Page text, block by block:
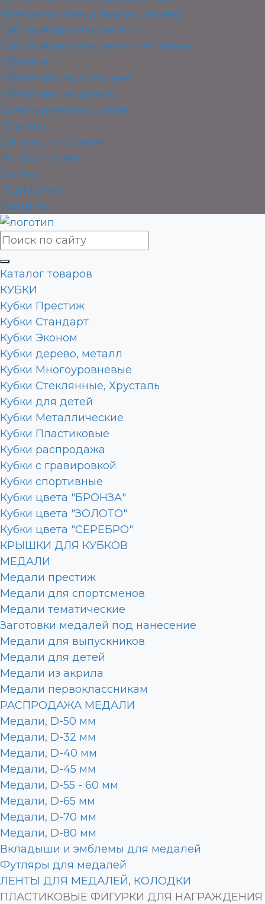
Лазерная гравировка по дереву
Сублимационная печать
Сублимационная печать на ткани
УФ-Печать
УФ-печать на пластике
УФ-печать на ручках
Сувенирная продукция
Помощь
Оплата и доставка
Вопрос - ответ
Скидки
Портфолио
Контакты
Каталог товаров
КУБКИ
Кубки Престиж
Кубки Стандарт
Кубки Эконом
Кубки дерево, металл
Кубки Многоуровневые
Кубки Стеклянные, Хрусталь
Кубки для детей
Кубки Металлические
Кубки Пластиковые
Кубки распродажа
Кубки с гравировкой
Кубки спортивные
Кубки цвета "БРОНЗА"
Кубки цвета "ЗОЛОТО"
Кубки цвета "СЕРЕБРО"
КРЫШКИ ДЛЯ КУБКОВ
МЕДАЛИ
Медали престиж
Медали для спортсменов
Медали тематические
Заготовки медалей под нанесение
Медали для выпускников
Медали для детей
Медали из акрила
Медали первоклассникам
РАСПРОДАЖА МЕДАЛИ
Медали, D-50 мм
Медали, D-32 мм
Медали, D-40 мм
Медали, D-45 мм
Медали, D-55 - 60 мм
Медали, D-65 мм
Медали, D-70 мм
Медали, D-80 мм
Вкладыши и эмблемы для медалей
Футляры для медалей
ЛЕНТЫ ДЛЯ МЕДАЛЕЙ, КОЛОДКИ
ПЛАСТИКОВЫЕ ФИГУРКИ ДЛЯ НАГРАЖДЕНИЯ